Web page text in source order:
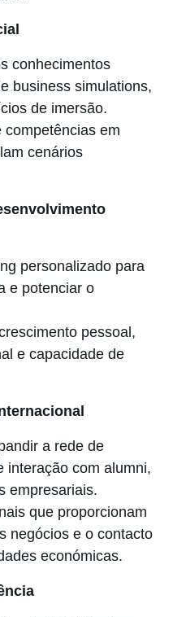
conhecimentos
business simulations,
de imersão.
competências em
cenários
personalizado para
e potenciar o
pessoal,
e capacidade de
a rede de
interação com alumni,
empresariais.
que proporcionam
negócios e o contacto
económicas.